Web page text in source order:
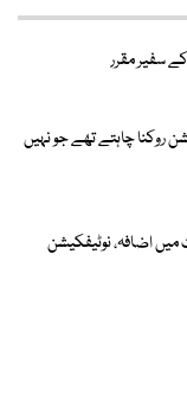
سفیر مقرر
روکنا چاہتے تھے جو نہیں
اضافہ، نوٹیفکیشن